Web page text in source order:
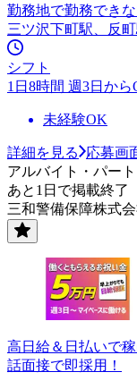
勤務地で勤務でき
三ツ沢下町駅、反
シフト
1日8時間 週3日から
未経験OK
詳細を見る
応募画
アルバイト・パート
あと1日で掲載終了
三和警備保障株式
高日給＆日払いで
話面接で即採用！